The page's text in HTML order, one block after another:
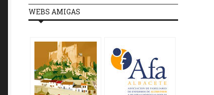
WEBS AMIGAS